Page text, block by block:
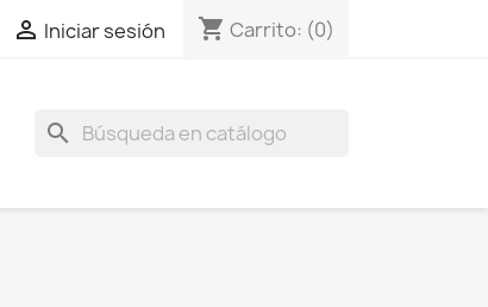
 Iniciar sesión shopping_cart Carrito: (0)
search